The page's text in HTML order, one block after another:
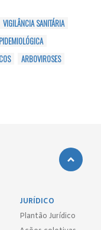
VIGILÂNCIA SANITÁRIA
ARBOVIROSES
JURÍDICO
Plantão Jurídico